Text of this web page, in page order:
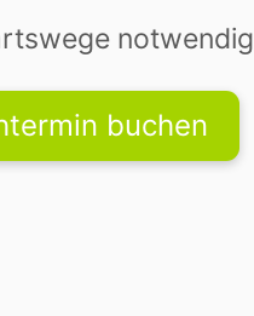
notwendig
buchen